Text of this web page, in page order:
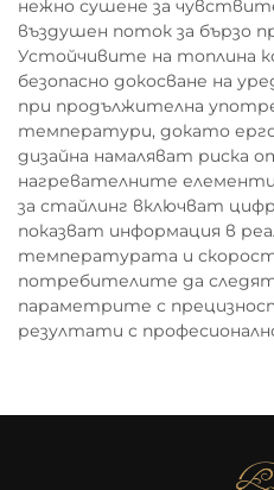
нежно сушене за
въздушен поток за бързо
Устойчивите на топлина
безопасно докосване на
при продължителна
температури, докато
дизайна намаляват риска
нагревателните
за стайлинг включват
показват информация в
температурата и
потребителите да
параметрите с
резултати с